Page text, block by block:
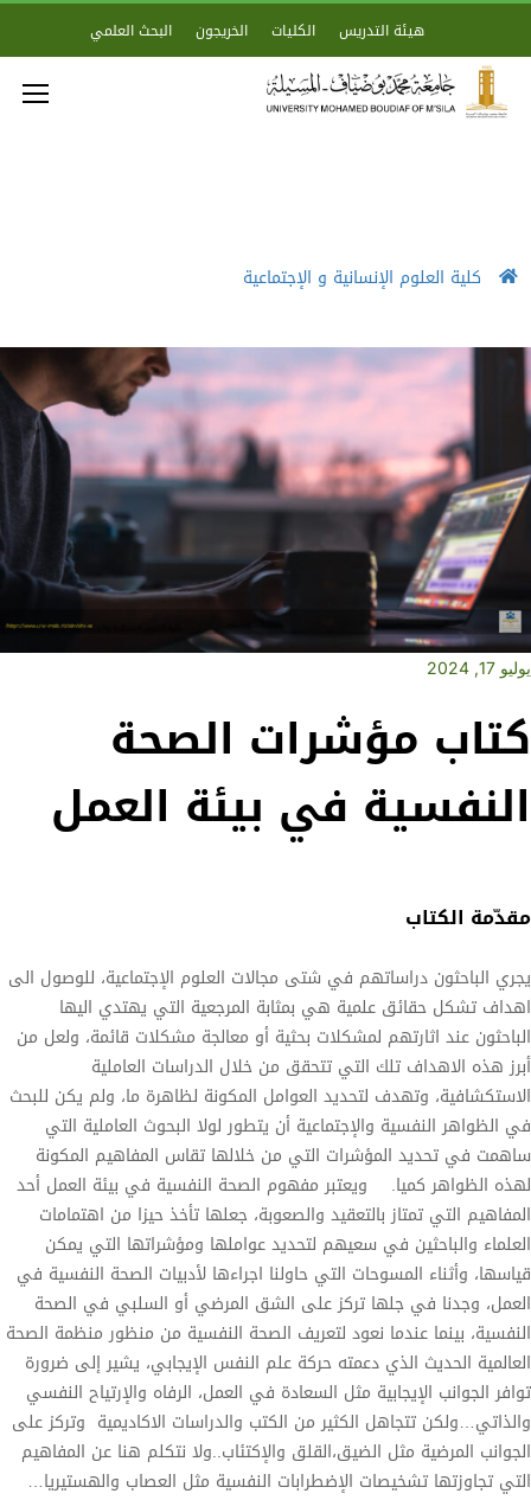
هيئة التدريس الكليات الخريجون البحث العلمي
كلية العلوم الإنسانية و الإجتماعية
يوليو 17, 2024
كتاب مؤشرات الصحة
النفسية في بيئة العمل
مقدّمة الكتاب
يجري الباحثون دراساتهم في شتى مجالات العلوم الإجتماعية، للوصول الى
اهداف تشكل حقائق علمية هي بمثابة المرجعية التي يهتدي اليها
الباحثون عند اثارتهم لمشكلات بحثية أو معالجة مشكلات قائمة، ولعل من
أبرز هذه الاهداف تلك التي تتحقق من خلال الدراسات العاملية
الاستكشافية، وتهدف لتحديد العوامل المكونة لظاهرة ما، ولم يكن للبحث
في الظواهر النفسية والإجتماعية أن يتطور لولا البحوث العاملية التي
ساهمت في تحديد المؤشرات التي من خلالها تقاس المفاهيم المكونة
لهذه الظواهر كميا. ويعتبر مفهوم الصحة النفسية في بيئة العمل أحد
المفاهيم التي تمتاز بالتعقيد والصعوبة، جعلها تأخذ حيزا من اهتمامات
العلماء والباحثين في سعيهم لتحديد عواملها ومؤشراتها التي يمكن
قياسها، وأثناء المسوحات التي حاولنا اجراءها لأدبيات الصحة النفسية في
العمل، وجدنا في جلها تركز على الشق المرضي أو السلبي في الصحة
النفسية، بينما عندما نعود لتعريف الصحة النفسية من منظور منظمة الصحة
العالمية الحديث الذي دعمته حركة علم النفس الإيجابي، يشير إلى ضرورة
توافر الجوانب الإيجابية مثل السعادة في العمل، الرفاه والإرتياح النفسي
والذاتي…ولكن تتجاهل الكثير من الكتب والدراسات الاكاديمية وتركز على
الجوانب المرضية مثل الضيق،القلق والإكتئاب..ولا نتكلم هنا عن المفاهيم
التي تجاوزتها تشخيصات الإضطرابات النفسية مثل العصاب والهستيريا…